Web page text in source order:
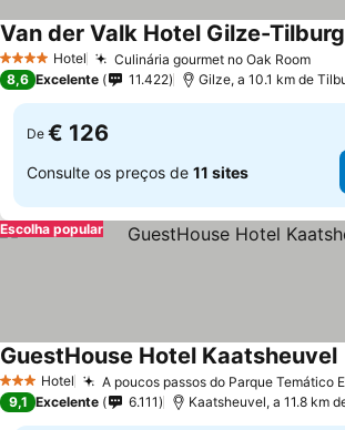
4 EstrelasHotel Culinária gourmet no Oak Room
Van der Valk Hotel Gilze-Tilburg
8,6 Excelente 11.422 Gilze, a 10.1 km de
De € 126
Consulte os preços de 11 sites
Escolha popular
3 EstrelasHotel A poucos passos do Parque Temático
GuestHouse Hotel Kaatsheuvel
9,1 Excelente 6.111 Kaatsheuvel, a 11.8 km